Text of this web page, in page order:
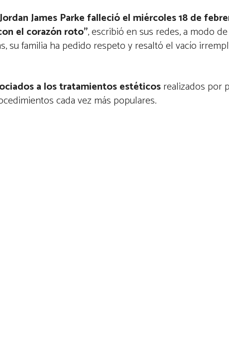
James Parke falleció el miércoles 18 de
el corazón roto”, escribió en sus redes, a modo
su familia ha pedido respeto y resaltó el vacío
a los tratamientos estéticosrealizados por
cada vez más populares.